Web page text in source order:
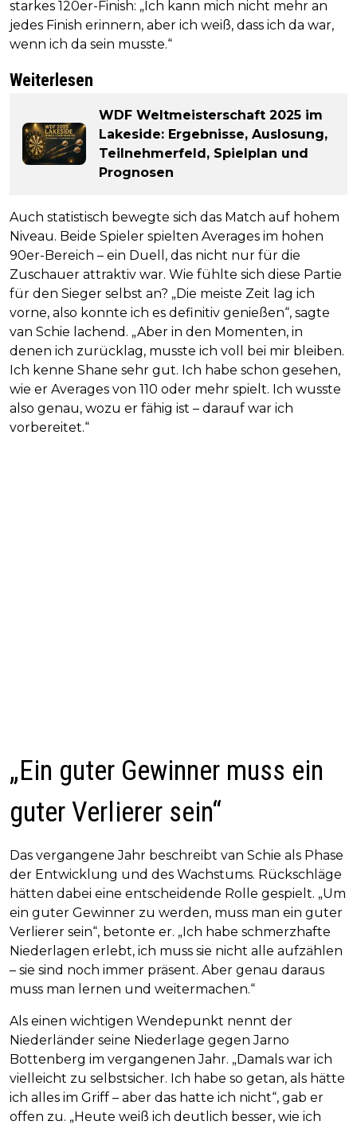
starkes 120er-Finish: „Ich kann mich nicht mehr an
jedes Finish erinnern, aber ich weiß, dass ich da war,
wenn ich da sein musste.“
Weiterlesen
WDF Weltmeisterschaft 2025 im
Lakeside: Ergebnisse, Auslosung,
Teilnehmerfeld, Spielplan und
Prognosen
Auch statistisch bewegte sich das Match auf hohem
Niveau. Beide Spieler spielten Averages im hohen
90er-Bereich – ein Duell, das nicht nur für die
Zuschauer attraktiv war. Wie fühlte sich diese Partie
für den Sieger selbst an? „Die meiste Zeit lag ich
vorne, also konnte ich es definitiv genießen“, sagte
van Schie lachend. „Aber in den Momenten, in
denen ich zurücklag, musste ich voll bei mir bleiben.
Ich kenne Shane sehr gut. Ich habe schon gesehen,
wie er Averages von 110 oder mehr spielt. Ich wusste
also genau, wozu er fähig ist – darauf war ich
vorbereitet.“
„Ein guter Gewinner muss ein
guter Verlierer sein“
Das vergangene Jahr beschreibt van Schie als Phase
der Entwicklung und des Wachstums. Rückschläge
hätten dabei eine entscheidende Rolle gespielt. „Um
ein guter Gewinner zu werden, muss man ein guter
Verlierer sein“, betonte er. „Ich habe schmerzhafte
Niederlagen erlebt, ich muss sie nicht alle aufzählen
– sie sind noch immer präsent. Aber genau daraus
muss man lernen und weitermachen.“
Als einen wichtigen Wendepunkt nennt der
Niederländer seine Niederlage gegen Jarno
Bottenberg im vergangenen Jahr. „Damals war ich
vielleicht zu selbstsicher. Ich habe so getan, als hätte
ich alles im Griff – aber das hatte ich nicht“, gab er
offen zu. „Heute weiß ich deutlich besser, wie ich